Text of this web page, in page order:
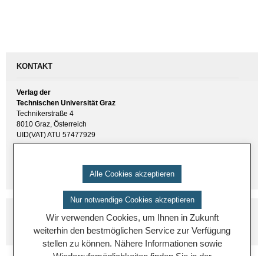
KONTAKT
Verlag der
Technischen Universität Graz
Technikerstraße 4
8010 Graz, Österreich
UID(VAT) ATU 57477929
Alle Cookies akzeptieren
Nur notwendige Cookies akzeptieren
Wir verwenden Cookies, um Ihnen in Zukunft
weiterhin den bestmöglichen Service zur Verfügung
stellen zu können. Nähere Informationen sowie